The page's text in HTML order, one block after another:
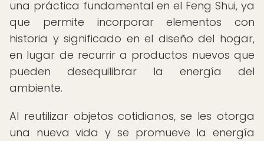
una práctica fundamental en el Feng Shui, ya
que permite incorporar elementos con
historia y significado en el diseño del hogar,
en lugar de recurrir a productos nuevos que
pueden desequilibrar la energía del
ambiente.
Al reutilizar objetos cotidianos, se les otorga
una nueva vida y se promueve la energía